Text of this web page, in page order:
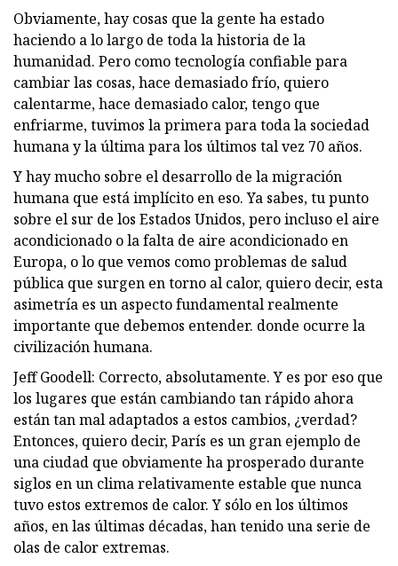
Obviamente, hay cosas que la gente ha estado
haciendo a lo largo de toda la historia de la
humanidad. Pero como tecnología confiable para
cambiar las cosas, hace demasiado frío, quiero
calentarme, hace demasiado calor, tengo que
enfriarme, tuvimos la primera para toda la sociedad
humana y la última para los últimos tal vez 70 años.
Y hay mucho sobre el desarrollo de la migración
humana que está implícito en eso. Ya sabes, tu punto
sobre el sur de los Estados Unidos, pero incluso el aire
acondicionado o la falta de aire acondicionado en
Europa, o lo que vemos como problemas de salud
pública que surgen en torno al calor, quiero decir, esta
asimetría es un aspecto fundamental realmente
importante que debemos entender. donde ocurre la
civilización humana.
Jeff Goodell: Correcto, absolutamente. Y es por eso que
los lugares que están cambiando tan rápido ahora
están tan mal adaptados a estos cambios, ¿verdad?
Entonces, quiero decir, París es un gran ejemplo de
una ciudad que obviamente ha prosperado durante
siglos en un clima relativamente estable que nunca
tuvo estos extremos de calor. Y sólo en los últimos
años, en las últimas décadas, han tenido una serie de
olas de calor extremas.